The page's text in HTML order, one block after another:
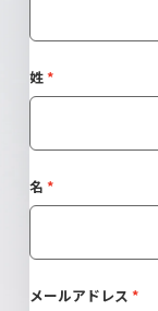
姓
名
メールアドレス